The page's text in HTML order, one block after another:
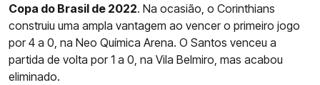
Copa do Brasil de 2022. Na ocasião, o Corinthians
construiu uma ampla vantagem ao vencer o primeiro jogo
por 4 a 0, na Neo Química Arena. O Santos venceu a
partida de volta por 1 a 0, na Vila Belmiro, mas acabou
eliminado.